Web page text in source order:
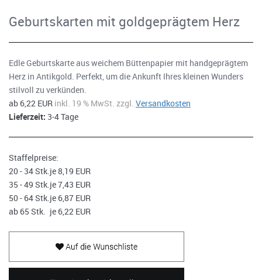
Geburtskarten mit goldgeprägtem Herz
Edle Geburtskarte aus weichem Büttenpapier mit handgeprägtem
Herz in Antikgold. Perfekt, um die Ankunft Ihres kleinen Wunders
stilvoll zu verkünden.
ab 6,22 EUR inkl. 19 % MwSt. zzgl. Versandkosten
Lieferzeit: 3-4 Tage
Staffelpreise:
20 - 34 Stk.je 8,19 EUR
35 - 49 Stk.je 7,43 EUR
50 - 64 Stk.je 6,87 EUR
ab 65 Stk. je 6,22 EUR